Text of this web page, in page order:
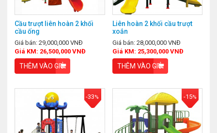
Cầu trượt liên hoàn 2 khối
cầu ống
Giá bán: 29,000,000 VNĐ
Giá KM: 26,500,000 VNĐ
THÊM VÀO GIỎ
Liên hoàn 2 khối cầu trượt
xoắn
Giá bán: 28,000,000 VNĐ
Giá KM: 25,300,000 VNĐ
THÊM VÀO GIỎ
-33% -15%